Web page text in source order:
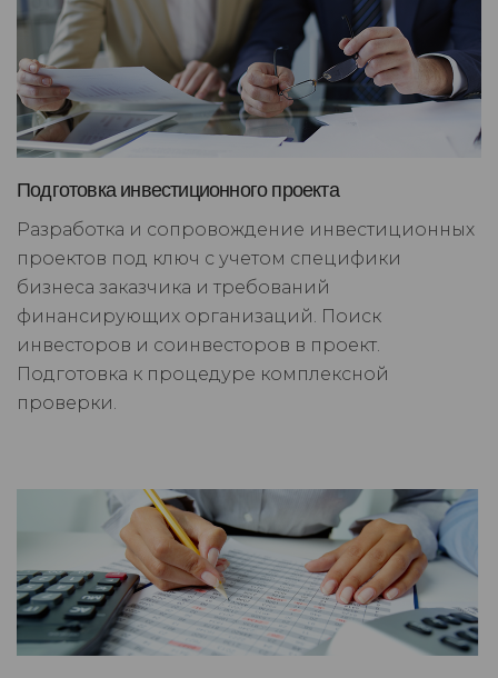
Подготовка инвестиционного проекта
Разработка и сопровождение инвестиционных
проектов под ключ с учетом специфики
бизнеса заказчика и требований
финансирующих организаций. Поиск
инвесторов и соинвесторов в проект.
Подготовка к процедуре комплексной
проверки.